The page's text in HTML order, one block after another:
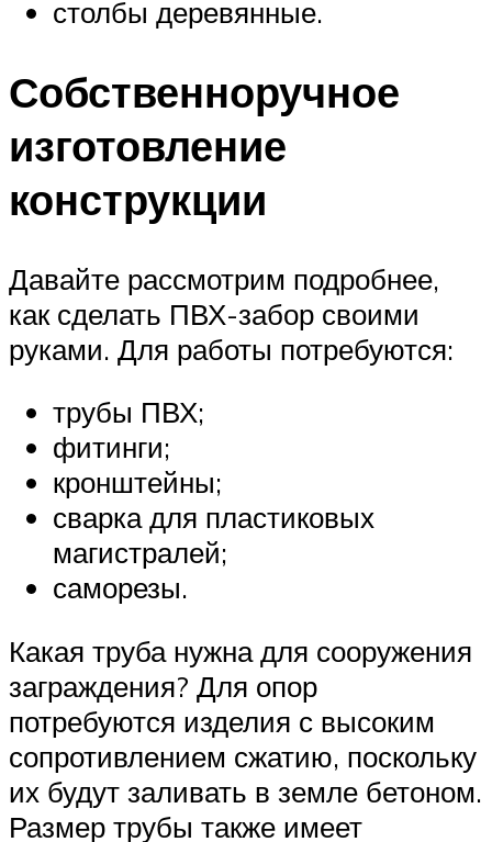
столбы деревянные.
Собственноручное
изготовление
конструкции
Давайте рассмотрим подробнее,
как сделать ПВХ-забор своими
руками. Для работы потребуются:
трубы ПВХ;
фитинги;
кронштейны;
сварка для пластиковых
магистралей;
саморезы.
Какая труба нужна для сооружения
заграждения? Для опор
потребуются изделия с высоким
сопротивлением сжатию, поскольку
их будут заливать в земле бетоном.
Размер трубы также имеет